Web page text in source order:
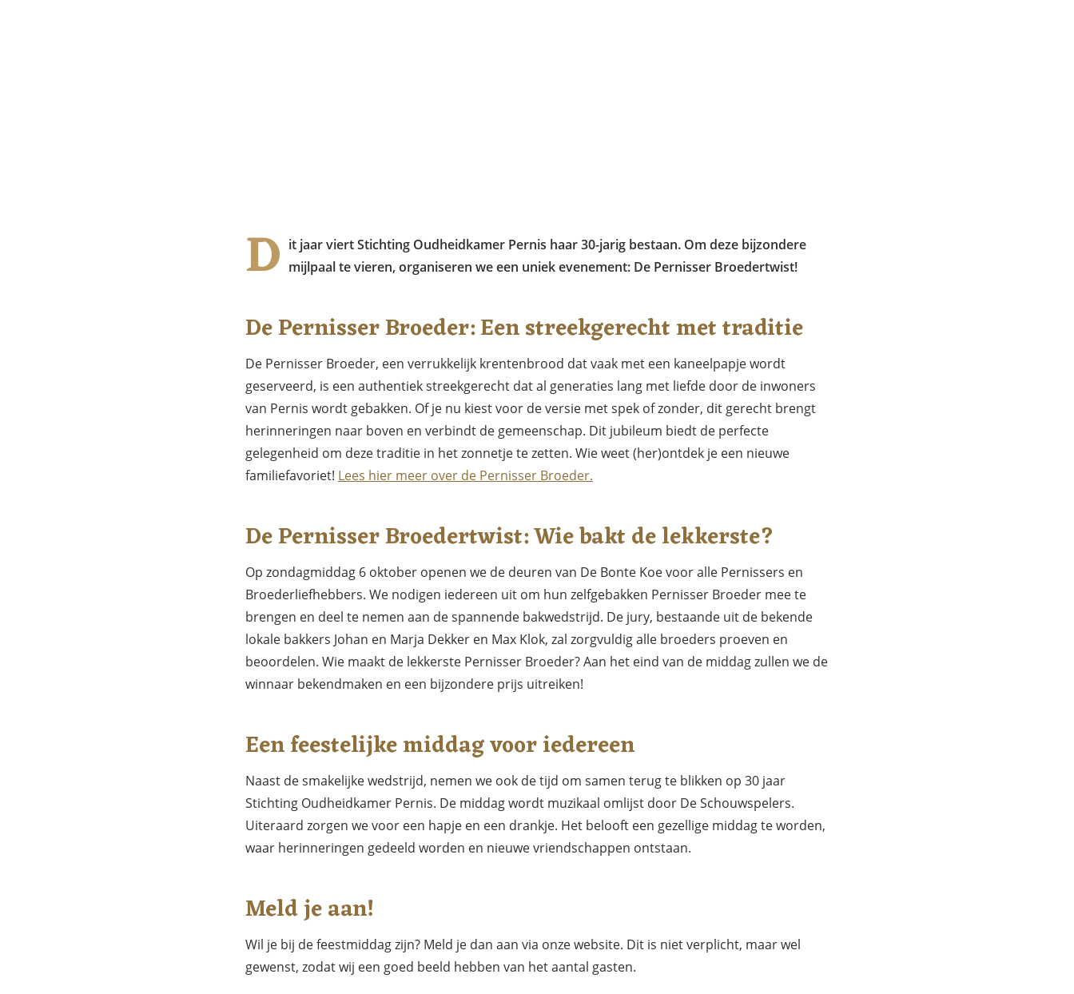
D it jaar viert Stichting Oudheidkamer Pernis haar 30-jarig bestaan. Om deze bijzondere
mijlpaal te vieren, organiseren we een uniek evenement: De Pernisser Broedertwist!
De Pernisser Broeder: Een streekgerecht met traditie
De Pernisser Broeder, een verrukkelijk krentenbrood dat vaak met een kaneelpapje wordt
geserveerd, is een authentiek streekgerecht dat al generaties lang met liefde door de inwoners
van Pernis wordt gebakken. Of je nu kiest voor de versie met spek of zonder, dit gerecht brengt
herinneringen naar boven en verbindt de gemeenschap. Dit jubileum biedt de perfecte
gelegenheid om deze traditie in het zonnetje te zetten. Wie weet (her)ontdek je een nieuwe
familiefavoriet! Lees hier meer over de Pernisser Broeder.
De Pernisser Broedertwist: Wie bakt de lekkerste?
Op zondagmiddag 6 oktober openen we de deuren van De Bonte Koe voor alle Pernissers en
Broederliefhebbers. We nodigen iedereen uit om hun zelfgebakken Pernisser Broeder mee te
brengen en deel te nemen aan de spannende bakwedstrijd. De jury, bestaande uit de bekende
lokale bakkers Johan en Marja Dekker en Max Klok, zal zorgvuldig alle broeders proeven en
beoordelen. Wie maakt de lekkerste Pernisser Broeder? Aan het eind van de middag zullen we de
winnaar bekendmaken en een bijzondere prijs uitreiken!
Een feestelijke middag voor iedereen
Naast de smakelijke wedstrijd, nemen we ook de tijd om samen terug te blikken op 30 jaar
Stichting Oudheidkamer Pernis. De middag wordt muzikaal omlijst door De Schouwspelers.
Uiteraard zorgen we voor een hapje en een drankje. Het belooft een gezellige middag te worden,
waar herinneringen gedeeld worden en nieuwe vriendschappen ontstaan.
Meld je aan!
Wil je bij de feestmiddag zijn? Meld je dan aan via onze website. Dit is niet verplicht, maar wel
gewenst, zodat wij een goed beeld hebben van het aantal gasten.